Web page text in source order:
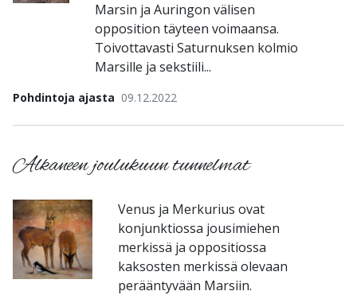
Pohdintoja ajasta 09.12.2022
Marsin ja Auringon välisen
opposition täyteen voimaansa.
Toivottavasti Saturnuksen kolmio
Marsille ja sekstiili...
Alkaneen joulukuun tunnelmat
Venus ja Merkurius ovat
konjunktiossa jousimiehen
merkissä ja oppositiossa
kaksosten merkissä olevaan
perääntyvään Marsiin.